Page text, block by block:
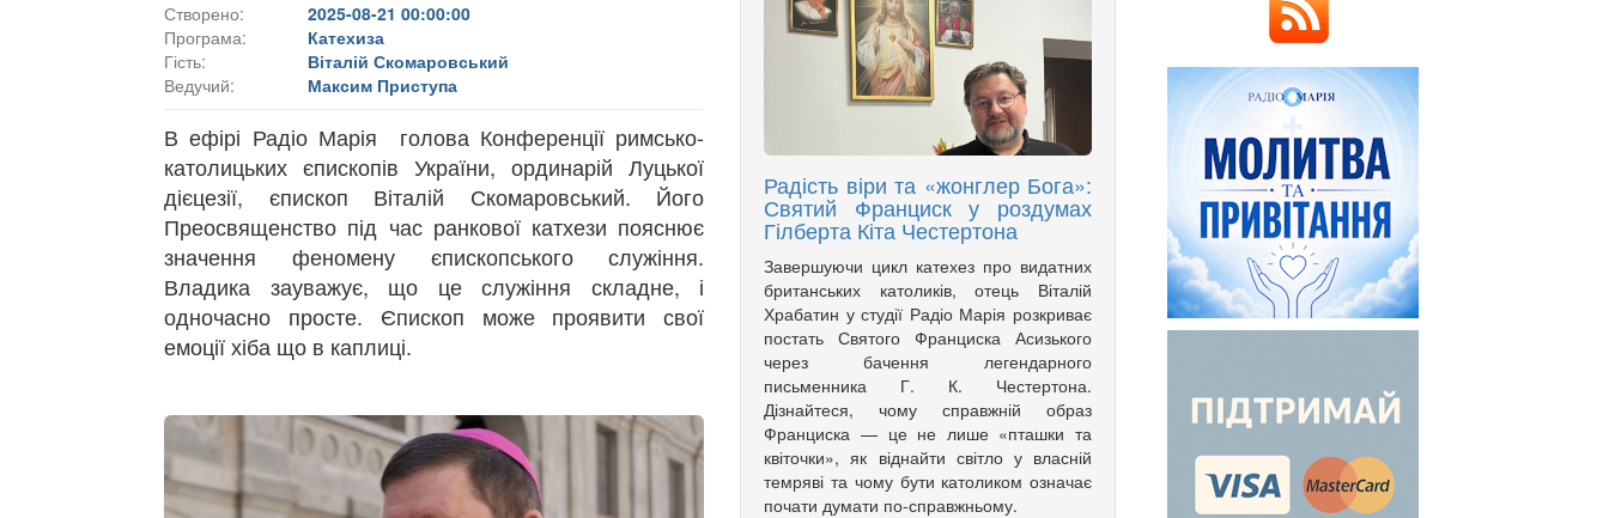
Створено:
2025-08-21 00:00:00
Програма:
Катехиза
Гість:
Віталій Скомаровський
Ведучий:
Максим Приступа
В ефірі Радіо Марія голова Конференції римсько-
католицьких єпископів України, ординарій Луцької
дієцезії, єпископ Віталій Скомаровський. Його
Преосвященство під час ранкової катхези пояснює
значення феномену єпископського служіння.
Владика зауважує, що це служіння складне, і
одночасно просте. Єпископ може проявити свої
емоції хіба що в каплиці.
Радість віри та «жонглер Бога»:
Святий Франциск у роздумах
Гілберта Кіта Честертона
Завершуючи цикл катехез про видатних
британських католиків, отець Віталій
Храбатин у студії Радіо Марія розкриває
постать Святого Франциска Асизького
через бачення легендарного
письменника Г. К. Честертона.
Дізнайтеся, чому справжній образ
Франциска — це не лише «пташки та
квіточки», як віднайти світло у власній
темряві та чому бути католиком означає
почати думати по-справжньому.